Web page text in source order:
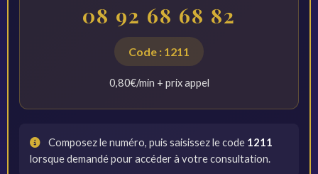
08 92 68 68 82
Code : 1211
0,80€/min + prix appel
Composez le numéro, puis saisissez le code 1211
lorsque demandé pour accéder à votre consultation.